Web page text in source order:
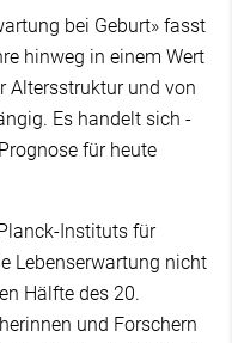
bei Geburt» fasst
hinweg in einem Wert
Altersstruktur und von
Es handelt sich -
für heute
Instituts für
Lebenserwartung nicht
Hälfte des 20.
und Forschern